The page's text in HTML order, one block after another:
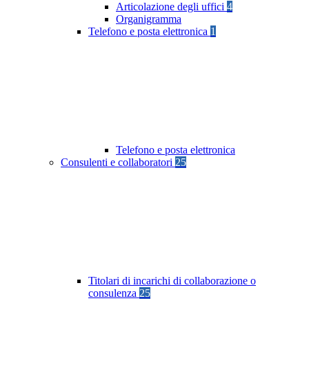
Articolazione degli uffici 4
Organigramma
Telefono e posta elettronica 1
Telefono e posta elettronica
Consulenti e collaboratori 25
Titolari di incarichi di collaborazione o
consulenza 25